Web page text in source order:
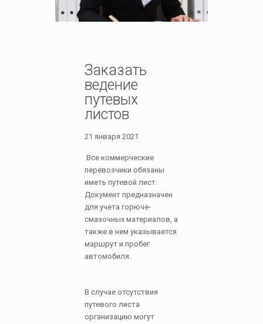
Заказать
ведение
путевых
листов
21 января 2021
Все коммерческие
перевозчики обязаны
иметь путевой лист.
Документ предназначен
для учета горюче-
смазочных материалов, а
также в нем указывается
маршрут и пробег
автомобиля.
В случае отсутствия
путевого листа
организацию могут